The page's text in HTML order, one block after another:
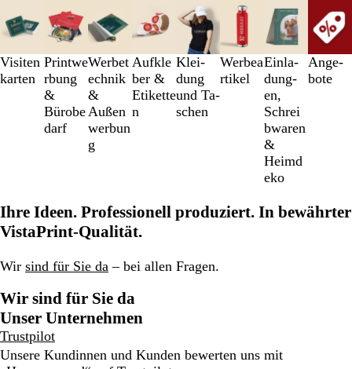
Visiten
karten
Printwe
rbung
&
Bürobe
darf
Werbet
echnik
&
Außen
werbun
g
Aufkle
ber &
Etikette
n
Klei­
dung
und Ta­
schen
Werbea
rtikel
Einl­a­
dung­
en,
Schrei
b­wa­ren
&
Heimd
eko
An­­ge­­
bo­­te
1
bis
3
von
Ihre Ideen. Professionell produziert. In bewährter
VistaPrint-Qualität.
Wir sind für Sie da – bei allen Fragen.
Wir sind für Sie da
Unser Unternehmen
Trustpilot
Unsere Kundinnen und Kunden bewerten uns mit